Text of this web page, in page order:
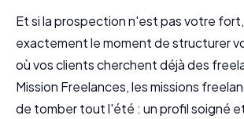
Et si la prospection n'est pas votre
exactement le moment de structurer
où vos clients cherchent déjà des
Mission Freelances, les missions
de tomber tout l'été : un profil soigné